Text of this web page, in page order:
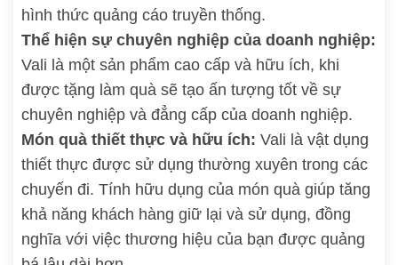
hình thức quảng cáo truyền thống.
Thể hiện sự chuyên nghiệp của doanh nghiệp:
Vali là một sản phẩm cao cấp và hữu ích, khi
được tặng làm quà sẽ tạo ấn tượng tốt về sự
chuyên nghiệp và đẳng cấp của doanh nghiệp.
Món quà thiết thực và hữu ích: Vali là vật dụng
thiết thực được sử dụng thường xuyên trong các
chuyến đi. Tính hữu dụng của món quà giúp tăng
khả năng khách hàng giữ lại và sử dụng, đồng
nghĩa với việc thương hiệu của bạn được quảng